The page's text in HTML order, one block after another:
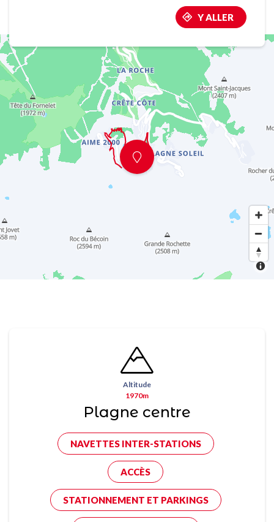
Y ALLER
Altitude
1970m
Plagne centre
NAVETTES INTER-STATIONS
ACCÈS
STATIONNEMENT ET PARKINGS